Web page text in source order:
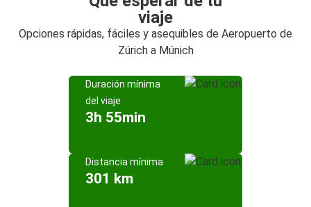
viaje
Opciones rápidas, fáciles y asequibles de Aeropuerto de
Zúrich a Múnich
Duración mínima
del viaje
3h 55min
Distancia mínima
301 km